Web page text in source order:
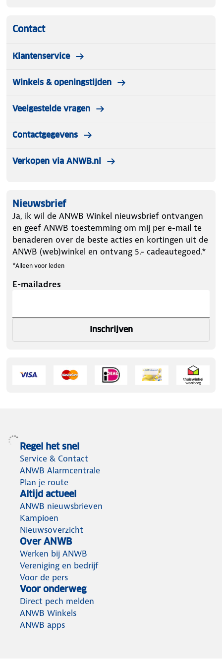
Contact
Klantenservice
Winkels & openingstijden
Veelgestelde vragen
Contactgegevens
Verkopen via ANWB.nl
Nieuwsbrief
Ja, ik wil de ANWB Winkel nieuwsbrief ontvangen
en geef ANWB toestemming om mij per e-mail te
benaderen over de beste acties en kortingen uit de
ANWB (web)winkel en ontvang 5.- cadeautegoed.*
*Alleen voor leden
E-mailadres
Inschrijven
Regel het snel
Service & Contact
ANWB Alarmcentrale
Plan je route
Altijd actueel
ANWB nieuwsbrieven
Kampioen
Nieuwsoverzicht
Over ANWB
Werken bij ANWB
Vereniging en bedrijf
Voor de pers
Voor onderweg
Direct pech melden
ANWB Winkels
ANWB apps